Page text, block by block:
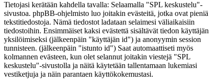
Tietojasi kerätään kahdella tavalla: Selaamalla "SPL keskustelu"-
sivustoa. phpBB-ohjelmisto luo joitakin evästeitä, jotka ovat pieniä
tekstitiedostoja. Nämä tiedostot ladataan selaimesi väliaikaisiin
tiedostoihin. Ensimmäiset kaksi evästettä sisältävät tiedon käyttäjän
yksilöimiseksi (jälkeenpäin "käyttäjän id") ja anonyymin session
tunnisteen. (jälkeenpäin "istunto id") Saat automaattiseti myös
kolmannen evästeen, kun olet selannut joitakin viestejä "SPL
keskustelu"-sivustolla ja näitä käytetään tallentamaan lukemiasi
vestiketjuja ja näin parantaen käyttökokemustasi.